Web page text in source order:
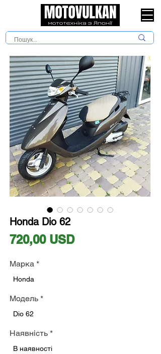
Honda Dio 62
720,00 USDЦіна
Марка *
Honda
Модель *
Dio 62
Наявність *
В наявності